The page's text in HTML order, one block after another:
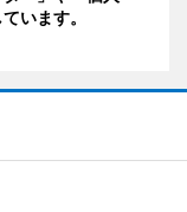
います。